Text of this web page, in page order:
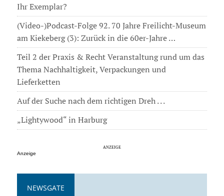
Ihr Exemplar?
(Video-)Podcast-Folge 92. 70 Jahre Freilicht-Museum
am Kiekeberg (3): Zurück in die 60er-Jahre …
Teil 2 der Praxis & Recht Veranstaltung rund um das
Thema Nachhaltigkeit, Verpackungen und
Lieferketten
Auf der Suche nach dem richtigen Dreh . . .
„Lightywood“ in Harburg
Anzeige
NEWSGATE